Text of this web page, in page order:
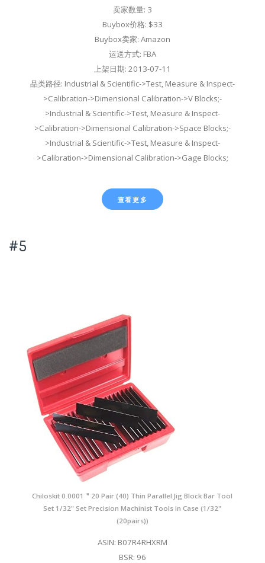
卖家数量: 3
Buybox价格: $33
Buybox卖家: Amazon
运送方式: FBA
上架日期: 2013-07-11
品类路径: Industrial & Scientific->Test, Measure & Inspect-
>Calibration->Dimensional Calibration->V Blocks;-
>Industrial & Scientific->Test, Measure & Inspect-
>Calibration->Dimensional Calibration->Space Blocks;-
>Industrial & Scientific->Test, Measure & Inspect-
>Calibration->Dimensional Calibration->Gage Blocks;
查看更多
#5
Chiloskit 0.0001＂20 Pair (40) Thin Parallel Jig Block Bar Tool
Set 1/32" Set Precision Machinist Tools in Case (1/32"
(20pairs))
ASIN: B07R4RHXRM
BSR: 96